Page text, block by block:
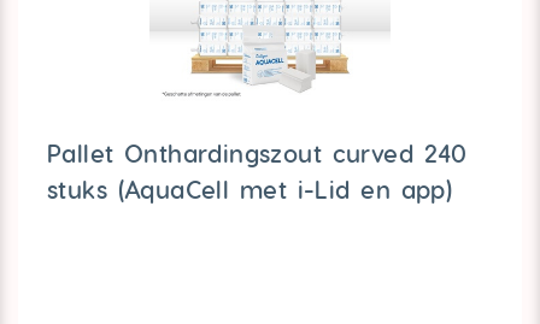
Pallet Onthardingszout curved 240
stuks (AquaCell met i-Lid en app)